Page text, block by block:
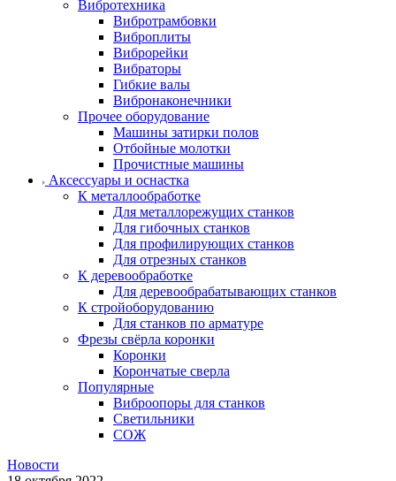
Вибротехника
Вибротрамбовки
Виброплиты
Виброрейки
Вибраторы
Гибкие валы
Вибронаконечники
Прочее оборудование
Машины затирки полов
Отбойные молотки
Прочистные машины
Аксeccyapы и оснастка
К металлообработке
Для металлорежущих станков
Для гибочных станков
Для профилирующих станков
Для отрезных станков
К деревообработке
Для деревообрабатывающих станков
К стройоборудованию
Для станков по арматуре
Фрезы свёрла коронки
Коронки
Корончатые сверла
Популярные
Виброопоры для станков
Светильники
СОЖ
Новости